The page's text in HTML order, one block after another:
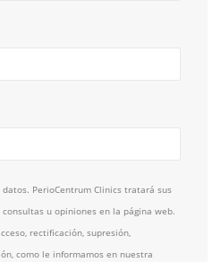
PerioCentrum Clinics tratará sus
u opiniones en la página web.
rectificación, supresión,
como le informamos en nuestra